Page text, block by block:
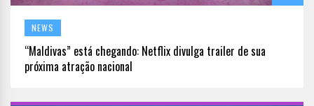
NEWS
“Maldivas” está chegando: Netflix divulga trailer de sua
próxima atração nacional